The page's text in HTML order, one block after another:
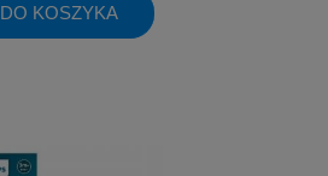
DO KOSZYKA